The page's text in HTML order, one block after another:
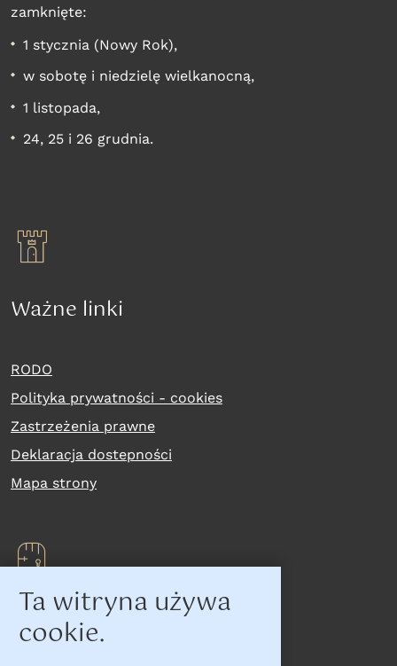
Ta witryna używa
cookie.
zamknięte:
1 stycznia (Nowy Rok),
w sobotę i niedzielę wielkanocną,
1 listopada,
24, 25 i 26 grudnia.
Ważne linki
RODO
Polityka prywatności - cookies
Zastrzeżenia prawne
Deklaracja dostepności
Mapa strony
Na skróty